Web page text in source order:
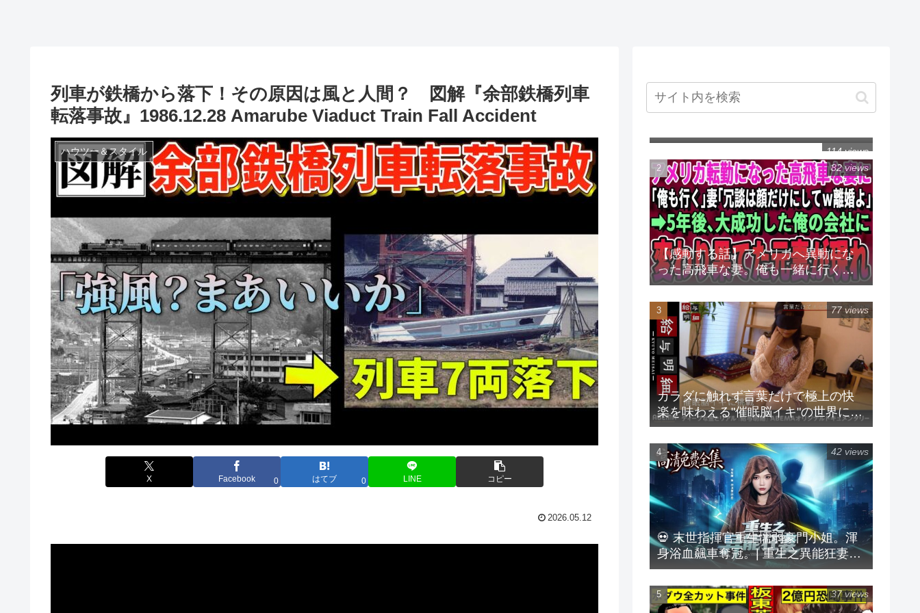
列車が鉄橋から落下！その原因は風と人間？ 図解『余部鉄橋列車
転落事故』1986.12.28 Amarube Viaduct Train Fall Accident
ハウツー＆スタイル
X Facebook 0 はてブ 0 LINE コピー
2026.05.12
【R-18】寄生蟲研究施設 ～ずん子
114 views
【感動する話】アメリカへ異動にな
った高飛車な妻。俺も一緒に行くと
言うと「冗談は顔だけにしてｗ離婚
よ」→5年後、俺が大成功した会社に
変わり果てた元妻がやって来て
82 views
カラダに触れず言葉だけで極上の快
楽を味わえる"催眠脳イキ"の世界に潜
入♡プロが現役グラドルに催眠をか
けるとまさかの展開に！『給与明細
#105』毎週日曜24時放送中！
77 views
💀 末世指揮官重生懦弱豪門小姐。渾
身浴血飆車奪冠。| 重生之異能狂妻
#DualCultivation
42 views
37 views